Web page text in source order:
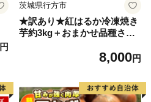
円
茨城県行方市
★訳あり★紅はるか冷凍焼き
芋約3kg＋おまかせ品種さつ
まいも サツマイモ さつま芋
茨城県 行方市(EY-25)
8,000円